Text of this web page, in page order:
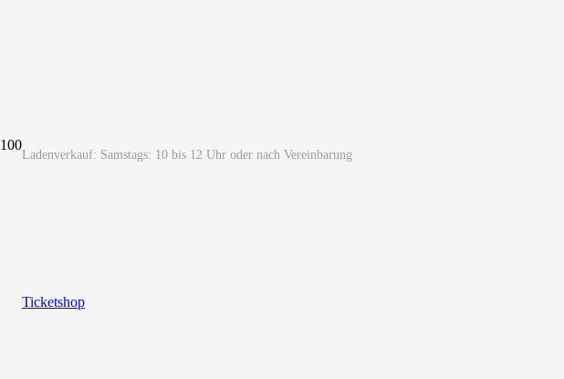
Ladenverkauf: Samstags: 10 bis 12 Uhr oder nach Vereinbarung
Ticketshop